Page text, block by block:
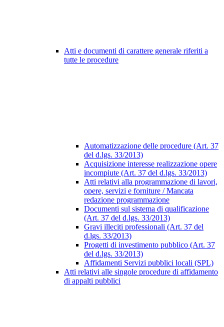
Atti e documenti di carattere generale riferiti a
tutte le procedure
Automatizzazione delle procedure (Art. 37
del d.lgs. 33/2013)
Acquisizione interesse realizzazione opere
incompiute (Art. 37 del d.lgs. 33/2013)
Atti relativi alla programmazione di lavori,
opere, servizi e forniture / Mancata
redazione programmazione
Documenti sul sistema di qualificazione
(Art. 37 del d.lgs. 33/2013)
Gravi illeciti professionali (Art. 37 del
d.lgs. 33/2013)
Progetti di investimento pubblico (Art. 37
del d.lgs. 33/2013)
Affidamenti Servizi pubblici locali (SPL)
Atti relativi alle singole procedure di affidamento
di appalti pubblici